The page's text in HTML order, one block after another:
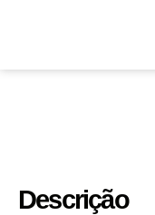
Descrição